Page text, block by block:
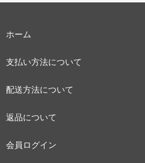
ホーム
支払い方法について
配送方法について
返品について
会員ログイン